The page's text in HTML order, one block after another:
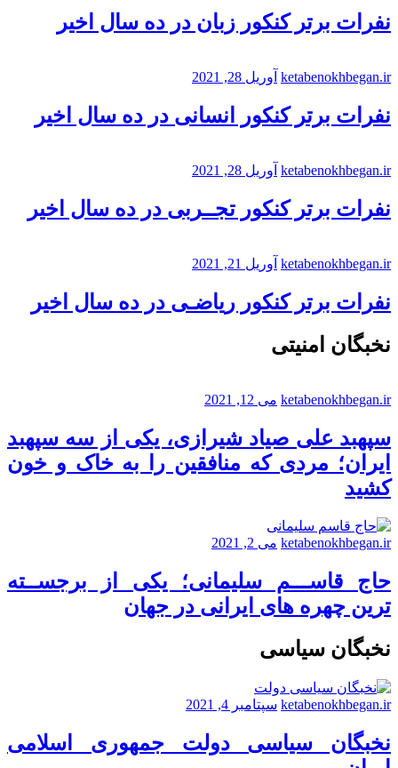
نفرات برتر کنکور زبان در ده سال اخیر
ketabenokhbegan.ir آوریل 28, 2021
نفرات برتر کنکور انسانی در ده سال اخیر
ketabenokhbegan.ir آوریل 28, 2021
نفرات برتر کنکور تجــربی در ده سال اخیر
ketabenokhbegan.ir آوریل 21, 2021
نفرات برتر کنکور ریاضـی در ده سال اخیر
نخبگان امنیتی
ketabenokhbegan.ir می 12, 2021
سپهبد علی صیاد شیرازی، یکی از سه سپهبد
ایران؛ مردی که منافقین را به خاک و خون
کشید
ketabenokhbegan.ir می 2, 2021
حاج قاســـم سلیمانی؛ یکی از برجســته
ترین چهره های ایرانی در جهان
نخبگان سیاسی
ketabenokhbegan.ir سپتامبر 4, 2021
نخبگان سیاسی دولت جمهوری اسلامی